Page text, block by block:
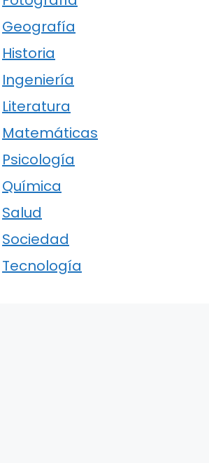
Geografía
Historia
Ingeniería
Literatura
Matemáticas
Psicología
Química
Salud
Sociedad
Tecnología